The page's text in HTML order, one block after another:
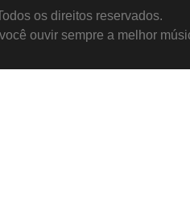
os direitos reservados.
ouvir sempre a melhor